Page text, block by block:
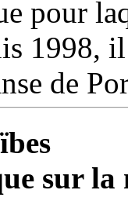
pour
1998,
de
sur